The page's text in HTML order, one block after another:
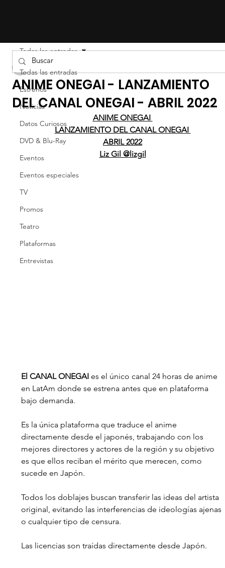
Todas las entradas
Estrenos
Noticias
Datos Curiosos
DVD & Blu-Ray
Eventos
Eventos especiales
TV
Promos
Teatro
Plataformas
Entrevistas
Todas las entradas
ANIME ONEGAI - LANZAMIENTO
DEL CANAL ONEGAI - ABRIL 2022
ANIME ONEGAI
LANZAMIENTO DEL CANAL ONEGAI
ABRIL 2022
Liz Gil @lizgil
El CANAL ONEGAI es el único canal 24 horas de anime
en LatAm donde se estrena antes que en plataforma
bajo demanda.
Es la única plataforma que traduce el anime
directamente desde el japonés, trabajando con los
mejores directores y actores de la región y su objetivo
es que ellos reciban el mérito que merecen, como
sucede en Japón.
Todos los doblajes buscan transferir las ideas del artista
original, evitando las interferencias de ideologías ajenas
o cualquier tipo de censura.
Las licencias son traídas directamente desde Japón.